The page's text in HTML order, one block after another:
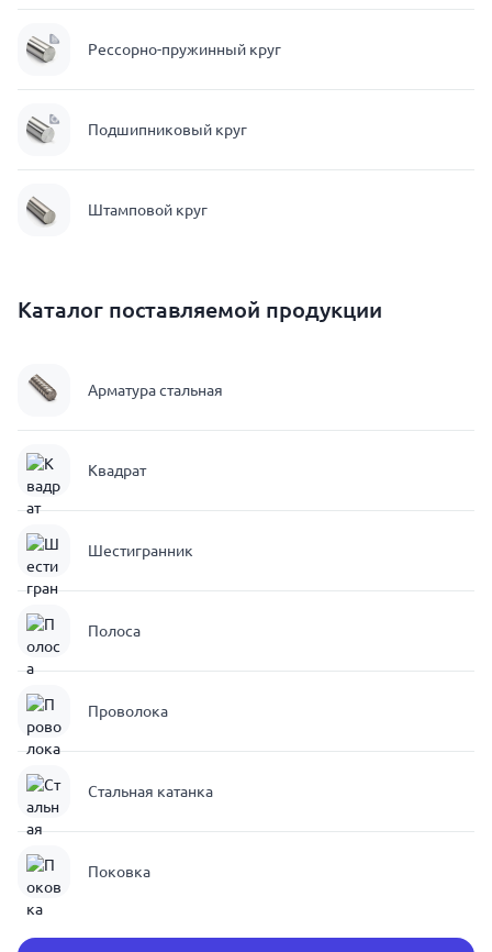
Рессорно-пружинный круг
Подшипниковый круг
Штамповой круг
Каталог поставляемой продукции
Арматура стальная
Квадрат
Шестигранник
Полоса
Проволока
Стальная катанка
Поковка